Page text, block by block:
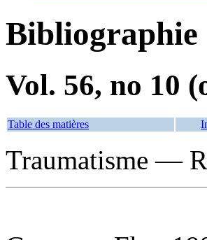
Bibliographie
Vol. 56, no 10
Table des matières
Traumatisme —